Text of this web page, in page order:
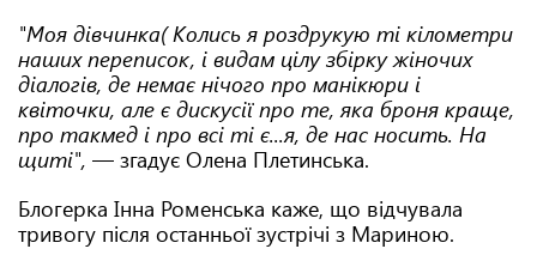
"Моя дівчинка( Колись я роздрукую ті кілометри
наших переписок, і видам цілу збірку жіночих
діалогів, де немає нічого про манікюри і
квіточки, але є дискусії про те, яка броня краще,
про такмед і про всі ті є...я, де нас носить. На
щиті", — згадує Олена Плетинська.
Блогерка Інна Роменська каже, що відчувала
тривогу після останньої зустрічі з Мариною.